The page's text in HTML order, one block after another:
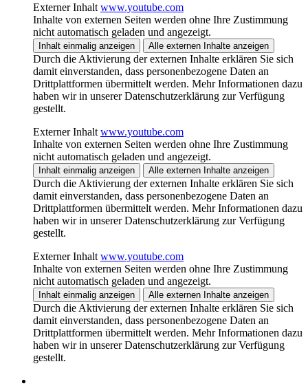
Externer Inhalt www.youtube.com
Inhalte von externen Seiten werden ohne Ihre Zustimmung
nicht automatisch geladen und angezeigt.
Inhalt einmalig anzeigen Alle externen Inhalte anzeigen
Durch die Aktivierung der externen Inhalte erklären Sie sich
damit einverstanden, dass personenbezogene Daten an
Drittplattformen übermittelt werden. Mehr Informationen dazu
haben wir in unserer Datenschutzerklärung zur Verfügung
gestellt.
Externer Inhalt www.youtube.com
Inhalte von externen Seiten werden ohne Ihre Zustimmung
nicht automatisch geladen und angezeigt.
Inhalt einmalig anzeigen Alle externen Inhalte anzeigen
Durch die Aktivierung der externen Inhalte erklären Sie sich
damit einverstanden, dass personenbezogene Daten an
Drittplattformen übermittelt werden. Mehr Informationen dazu
haben wir in unserer Datenschutzerklärung zur Verfügung
gestellt.
Externer Inhalt www.youtube.com
Inhalte von externen Seiten werden ohne Ihre Zustimmung
nicht automatisch geladen und angezeigt.
Inhalt einmalig anzeigen Alle externen Inhalte anzeigen
Durch die Aktivierung der externen Inhalte erklären Sie sich
damit einverstanden, dass personenbezogene Daten an
Drittplattformen übermittelt werden. Mehr Informationen dazu
haben wir in unserer Datenschutzerklärung zur Verfügung
gestellt.